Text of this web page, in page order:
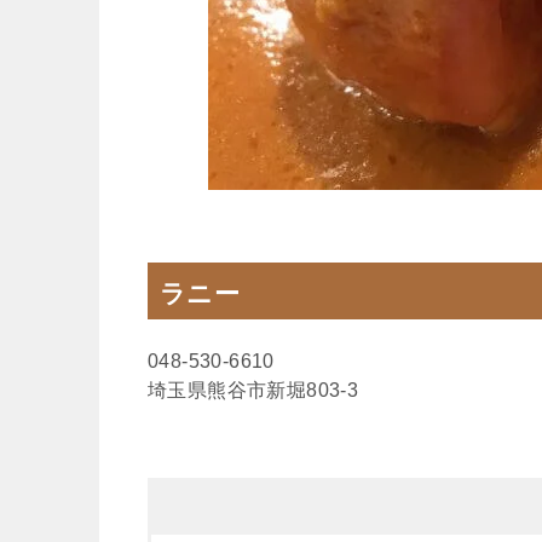
ラニー
048-530-6610
埼玉県熊谷市新堀803-3